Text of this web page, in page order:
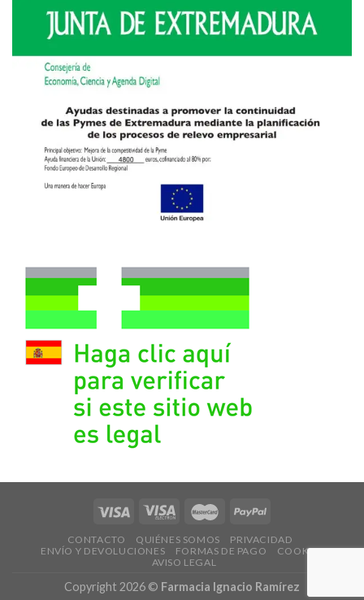
CONTACTO QUIÉNES SOMOS
PRIVACIDAD
ENVÍO Y DEVOLUCIONES
FORMAS DE PAGO
COOKIES
AVISO LEGAL
Copyright 2026 © Farmacia Ignacio Ramírez